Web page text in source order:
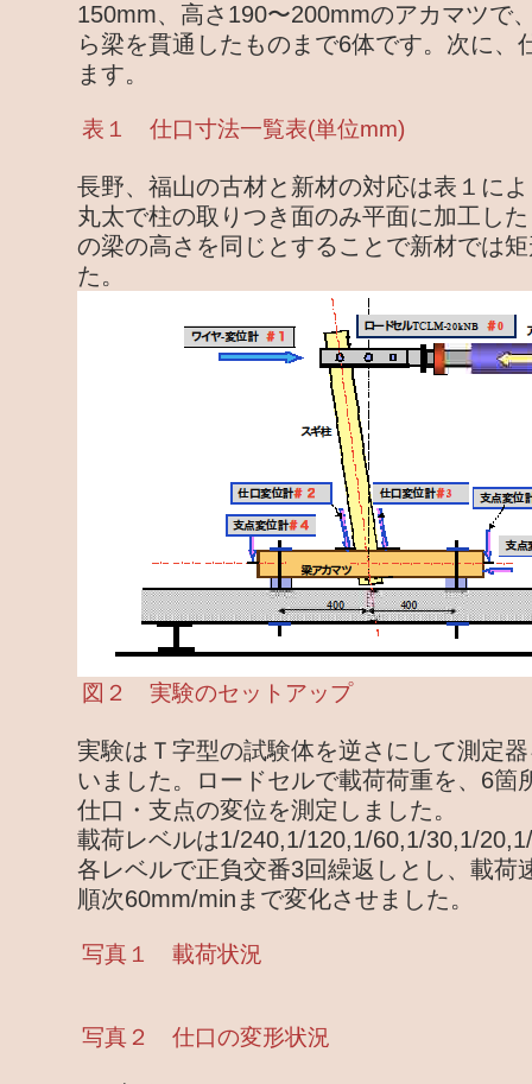
150mm、高さ190〜200mmのアカマツで
ら梁を貫通したものまで6体です。次に、
ます。
表１ 仕口寸法一覧表(単位mm)
長野、福山の古材と新材の対応は表１に
丸太で柱の取りつき面のみ平面に加工し
の梁の高さを同じとすることで新材では
た。
図２ 実験のセットアップ
実験はＴ字型の試験体を逆さにして測定
いました。ロードセルで載荷荷重を、6箇
仕口・支点の変位を測定しました。
載荷レベルは1/240,1/120,1/60,1/30,1/
各レベルで正負交番3回繰返しとし、載荷
順次60mm/minまで変化させました。
写真１ 載荷状況
写真２ 仕口の変形状況